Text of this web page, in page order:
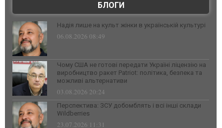
БЛОГИ
Надія лише на культ жінки в українській культурі
06.08.2026 08:49
Чому США не готові передати Україні ліцензію на
виробництво ракет Patriot: політика, безпека та
можливі альтернативи
03.08.2026 20:24
Перспектива: ЗСУ добомблять і всі інші склади
Wildberries
23.07.2026 11:31